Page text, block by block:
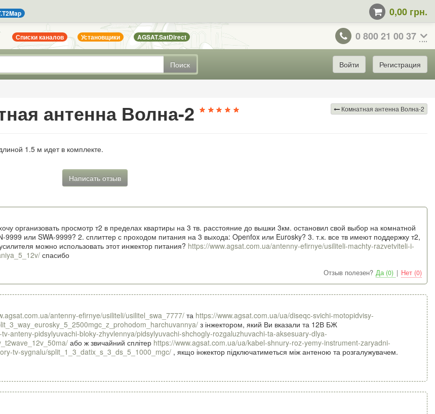
0,00 грн.
Списки каналов Установщики AGSAT.SatDirect 0 800 21 00 37
Поиск Войти Регистрация
Комнатная антенна Волна-2
антенна Волна-2
1.5 м идет в комплекте.
Написать отзыв
организовать просмотр т2 в пределах квартиры на 3 тв. расстояние до вышки 3км. остановил свой выбор на комнатной
9999 или SWA-9999? 2. сплиттер с проходом питания на 3 выхода: Openfox или Eurosky? 3. т.к. все тв имеют поддержку т2,
можно использовать этот инжектор питания? https://www.agsat.com.ua/antenny-efirnye/usiliteli-machty-razvetviteli-i-
спасибо
Отзыв полезен? Да (0) | Нет (0)
antenny-efirnye/usiliteli/usilitel_swa_7777/ та https://www.agsat.com.ua/ua/diseqc-svichi-motopidvisy-
з інжектором, який Ви вказали та 12В БЖ
anteny-pidsylyuvachi-bloky-zhyvlennya/pidsylyuvachi-shchogly-rozgaluzhuvachi-ta-aksesuary-dlya-
або ж звичайний сплітер https://www.agsat.com.ua/ua/kabel-shnury-roz-yemy-instrument-zaryadni-
tv-sygnalu/split_1_3_datix_s_3_ds_5_1000_mgc/ , якщо інжектор підключатиметься між антеною та розгалужувачем.